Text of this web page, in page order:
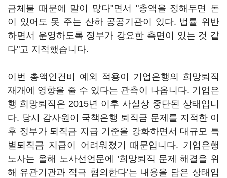
금체불 때문에 말이 많다"면서 "총액을 정해두면 돈
이 있어도 못 주는 산하 공공기관이 있다. 법률 위반
하면서 운영하도록 정부가 강요한 측면이 있는 것 같
다"고 지적했습니다.
이번 총액인건비 예외 적용이 기업은행의 희망퇴직
재개에 영향을 줄 수 있다는 관측이 나옵니다. 기업은
행 희망퇴직은 2015년 이후 사실상 중단된 상태입니
다. 당시 감사원이 국책은행 퇴직금 문제를 지적한 이
후 정부가 퇴직금 지급 기준을 강화하면서 대규모 특
별퇴직금 지급이 어려워졌기 때문입니다. 기업은행
노사는 올해 노사선언문에 '희망퇴직 문제 해결을 위
해 유관기관과 적극 협의한다'는 내용을 담은 상태입